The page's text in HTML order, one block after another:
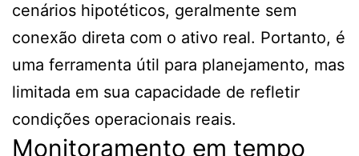
cenários hipotéticos, geralmente sem
conexão direta com o ativo real. Portanto, é
uma ferramenta útil para planejamento, mas
limitada em sua capacidade de refletir
condições operacionais reais.
Monitoramento em tempo